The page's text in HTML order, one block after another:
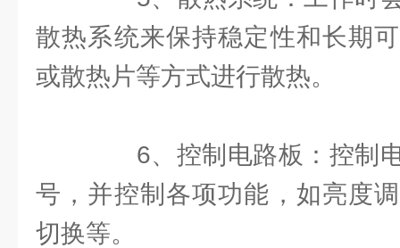
散热系统来保持稳定性和长期
或散热片等方式进行散热。
6、控制电路板：控制电
号，并控制各项功能，如亮度
切换等。